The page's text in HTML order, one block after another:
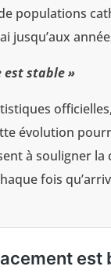
populations
jusqu’aux
est stable »
évolution
à souligner
fois